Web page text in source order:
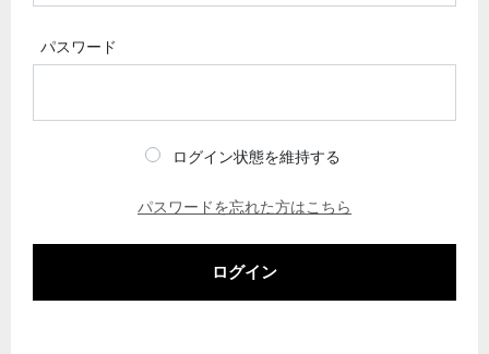
パスワード
ログイン状態を維持する
パスワードを忘れた方はこちら
ログイン